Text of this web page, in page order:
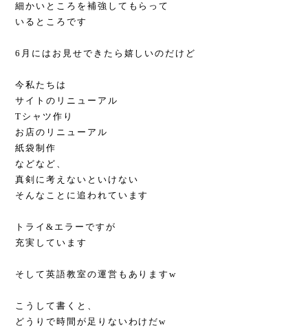
細かいところを補強してもらって
いるところです
6月にはお見せできたら嬉しいのだけど
今私たちは
サイトのリニューアル
Tシャツ作り
お店のリニューアル
紙袋制作
などなど、
真剣に考えないといけない
そんなことに追われています
トライ&エラーですが
充実しています
そして英語教室の運営もありますw
こうして書くと、
どうりで時間が足りないわけだw